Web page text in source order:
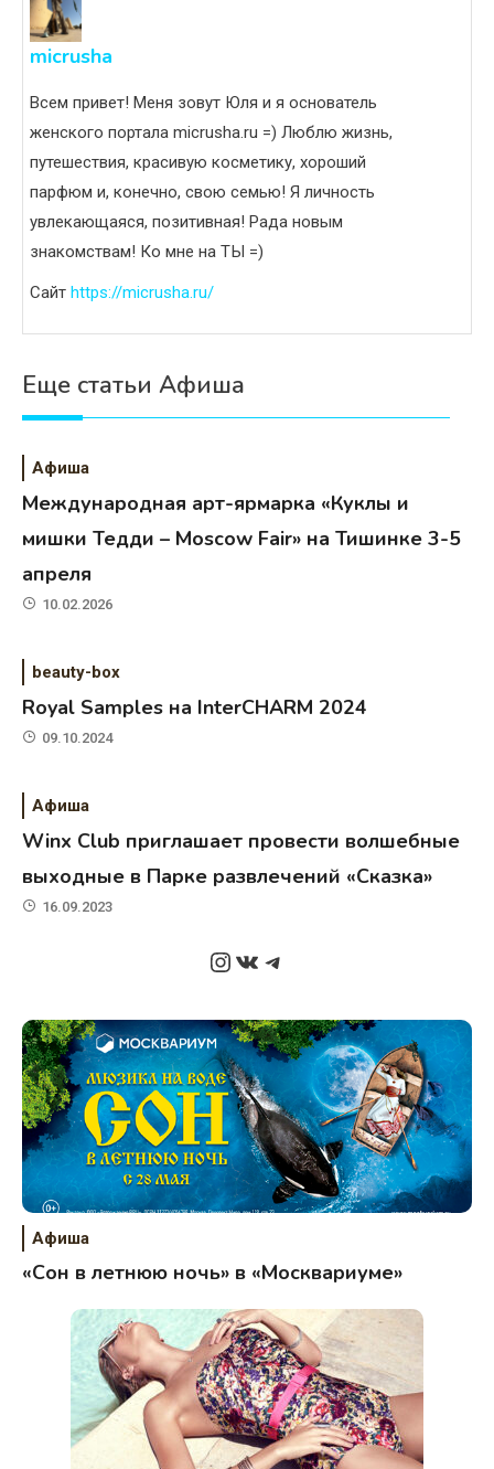
micrusha
Всем привет! Меня зовут Юля и я основатель
женского портала micrusha.ru =) Люблю жизнь,
путешествия, красивую косметику, хороший
парфюм и, конечно, свою семью! Я личность
увлекающаяся, позитивная! Рада новым
знакомствам! Ко мне на ТЫ =)
Сайт https://micrusha.ru/
Еще статьи Афиша
Афиша
Международная арт-ярмарка «Куклы и
мишки Тедди – Moscow Fair» на Тишинке 3-5
апреля
10.02.2026
beauty-box
Royal Samples на InterCHARM 2024
09.10.2024
Афиша
Winx Club приглашает провести волшебные
выходные в Парке развлечений «Сказка»
16.09.2023
Instagram
ВКонтакте
Telegram
Афиша
«Сон в летнюю ночь» в «Москвариуме»